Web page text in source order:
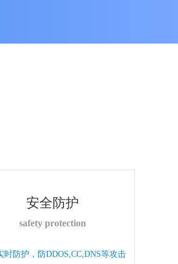
安全防护
safety protection
时防护，防DDOS,CC,DNS等攻击